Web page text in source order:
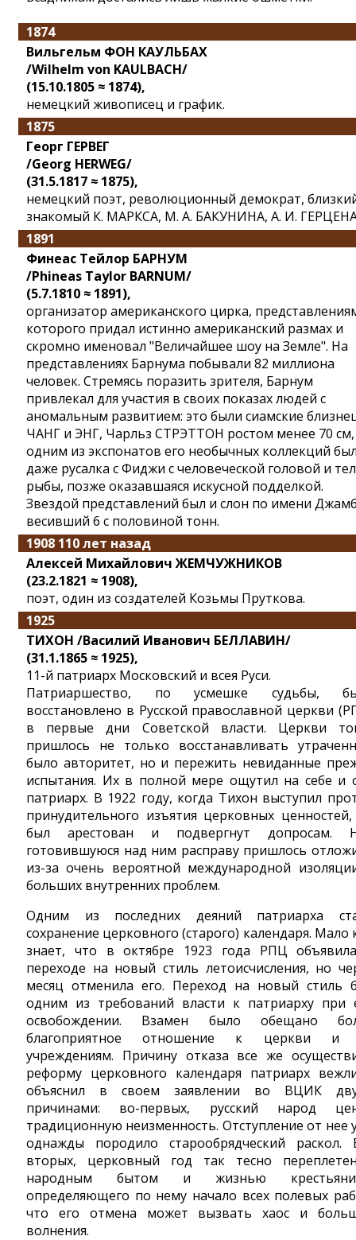
1874
Вильгельм ФОН КАУЛЬБАХ
/Wilhelm von KAULBACH/
(15.10.1805 ≈ 1874),
немецкий живописец и график.
1875
Георг ГЕРВЕГ
/Georg HERWEG/
(31.5.1817 ≈ 1875),
немецкий поэт, революционный демократ,
знакомый К. МАРКСА, М. А. БАКУНИНА, А. И.
1891
Финеас Тейлор БАРНУМ
/Phineas Taylor BARNUM/
(5.7.1810 ≈ 1891),
организатор американского цирка,
которого придал истинно американский размах и
скромно именовал "Величайшее шоу на Земле". На
представлениях Барнума побывали 82 миллиона
человек. Стремясь поразить зрителя, Барнум
привлекал для участия в своих показах людей с
аномальным развитием: это были сиамские
ЧАНГ и ЭНГ, Чарльз СТРЭТТОН ростом менее 70
одним из экспонатов его необычных коллекций
даже русалка с Фиджи с человеческой головой и
рыбы, позже оказавшаяся искусной подделкой.
Звездой представлений был и слон по имени
весивший 6 с половиной тонн.
1908 110 лет назад
Алексей Михайлович ЖЕМЧУЖНИКОВ
(23.2.1821 ≈ 1908),
поэт, один из создателей Козьмы Пруткова.
1925
ТИХОН /Василий Иванович БЕЛЛАВИН/
(31.1.1865 ≈ 1925),
11-й патриарх Московский и всея Руси.
Патриаршество, по усмешке судьбы,
восстановлено в Русской православной церкви
в первые дни Советской власти. Церкви
пришлось не только восстанавливать
было авторитет, но и пережить невиданные
испытания. Их в полной мере ощутил на себе и
патриарх. В 1922 году, когда Тихон выступил
принудительного изъятия церковных
был арестован и подвергнут допросам.
готовившуюся над ним расправу пришлось
из-за очень вероятной международной
больших внутренних проблем.
Одним из последних деяний патриарха
сохранение церковного (старого) календаря. Мало
знает, что в октябре 1923 года РПЦ
переходе на новый стиль летоисчисления, но
месяц отменила его. Переход на новый стиль
одним из требований власти к патриарху при
освобождении. Взамен было обещано
благоприятное отношение к церкви и
учреждениям. Причину отказа все же
реформу церковного календаря патриарх
объяснил в своем заявлении во ВЦИК
причинами: во-первых, русский народ
традиционную неизменность. Отступление от нее
однажды породило старообрядческий раскол.
вторых, церковный год так тесно
народным бытом и жизнью
определяющего по нему начало всех полевых
что его отмена может вызвать хаос и
волнения.